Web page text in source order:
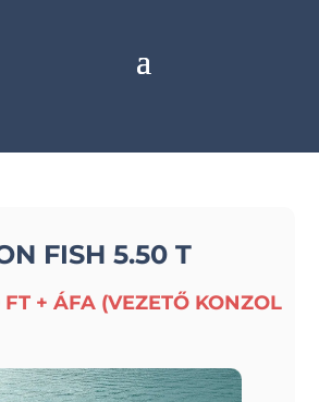
FISH 5.50 T
+ ÁFA (VEZETŐ KONZOL